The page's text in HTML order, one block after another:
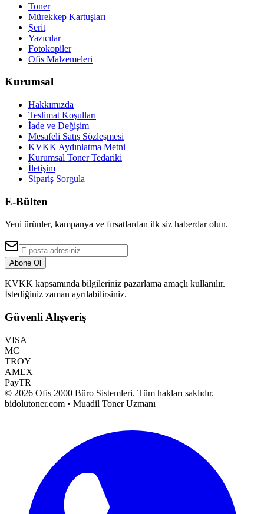
Toner
Mürekkep Kartuşları
Şerit
Yazıcılar
Fotokopiler
Ofis Malzemeleri
Kurumsal
Hakkımızda
Teslimat Koşulları
İade ve Değişim
Mesafeli Satış Sözleşmesi
KVKK Aydınlatma Metni
Kurumsal Toner Tedariki
İletişim
Sipariş Sorgula
E-Bülten
Yeni ürünler, kampanya ve fırsatlardan ilk siz haberdar olun.
Abone Ol
KVKK kapsamında bilgileriniz pazarlama amaçlı kullanılır.
İstediğiniz zaman ayrılabilirsiniz.
Güvenli Alışveriş
VISA
MC
TROY
AMEX
PayTR
© 2026 Ofis 2000 Büro Sistemleri. Tüm hakları saklıdır.
bidolutoner.com • Muadil Toner Uzmanı